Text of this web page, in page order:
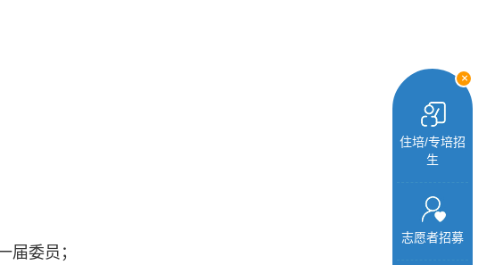
+
住培/专培招
生
志愿者招募
委员；